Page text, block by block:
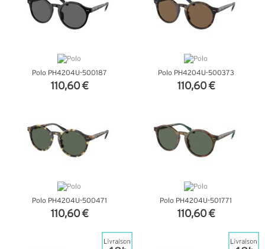
Polo PH4204U-500187
110,60 €
Polo PH4204U-500373
110,60 €
Polo PH4204U-500471
110,60 €
Polo PH4204U-501771
110,60 €